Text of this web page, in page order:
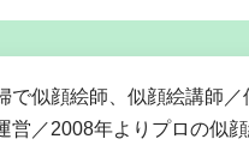
で似顔絵師、似顔絵講師／
営／2008年よりプロの似